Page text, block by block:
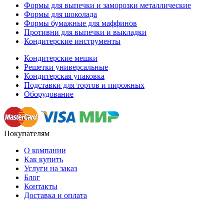
Формы для выпечки и заморозки металлические
Формы для шоколада
Формы бумажные для маффинов
Противни для выпечки и выкладки
Кондитерские инструменты
Кондитерские мешки
Решетки универсальные
Кондитерская упаковка
Подставки для тортов и пирожных
Оборудование
Покупателям
О компании
Как купить
Услуги на заказ
Блог
Контакты
Доставка и оплата